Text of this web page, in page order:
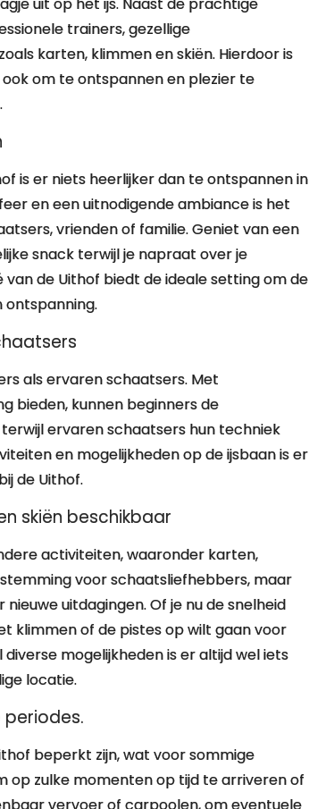
trainers, gezellige
karten, klimmen en skiën. Hierdoor is
om te ontspannen en plezier te
is er niets heerlijker dan te ontspannen in
en een uitnodigende ambiance is het
vrienden of familie. Geniet van een
snack terwijl je napraat over je
de Uithof biedt de ideale setting om de
ontspanning.
als ervaren schaatsers. Met
bieden, kunnen beginners de
ervaren schaatsers hun techniek
en mogelijkheden op de ijsbaan is er
de Uithof.
skiën beschikbaar
activiteiten, waaronder karten,
voor schaatsliefhebbers, maar
uitdagingen. Of je nu de snelheid
klimmen of de pistes op wilt gaan voor
mogelijkheden is er altijd wel iets
locatie.
periodes.
beperkt zijn, wat voor sommige
op zulke momenten op tijd te arriveren of